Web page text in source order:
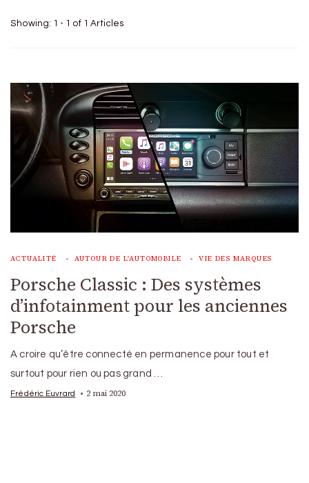
Showing: 1 - 1 of 1 Articles
ACTUALITÉ AUTOUR DE L'AUTOMOBILE VIE DES MARQUES
Porsche Classic : Des systèmes
d’infotainment pour les anciennes
Porsche
A croire qu’être connecté en permanence pour tout et
surtout pour rien ou pas grand …
Frédéric Euvrard 2 mai 2020